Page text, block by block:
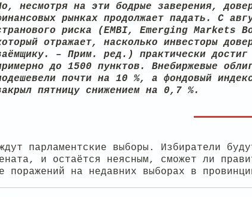
несмотря на эти бодрые заверения,
рынках продолжает падать. С
риска (EMBI, Emerging Markets
отражает, насколько инвесторы
– Прим. ред.) практически достиг
до 1500 пунктов. Внебиржевые
почти на 10 %, а фондовый
пятницу снижением на 0,7 %.
парламентские выборы. Избиратели
и остаётся неясным, сможет ли
поражений на недавних выборах в